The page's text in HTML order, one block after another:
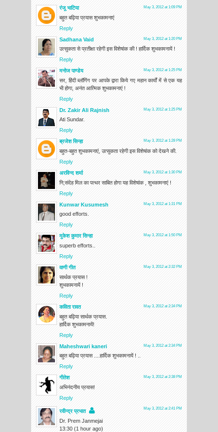
रंजू भाटिया
May 3, 2012 at 1:09 PM
बहुत बढ़िया प्रयास शुभकामनाएं
Reply
Sadhana Vaid
May 3, 2012 at 1:20 PM
उत्सुकता से प्रतीक्षा रहेगी इस विशेषांक की ! हार्दिक शुभकामनायें !
Reply
मनोज पाण्डेय
May 3, 2012 at 1:25 PM
सर, हिंदी ब्लॉगिंग पर आपके द्वारा किये गए महान कार्यों में से एक यह
भी होगा, अनंत आत्मिक शुभकामनाएं !
Reply
Dr. Zakir Ali Rajnish
May 3, 2012 at 1:25 PM
Ati Sundar.
Reply
ब्रजेश सिन्हा
May 3, 2012 at 1:28 PM
बहुत-बहुत शुभकामनाएं, उत्सुकता रहेगी इस विशेषांक को देखने की.
Reply
अरविन्द शर्मा
May 3, 2012 at 1:30 PM
नि;संदेह मिल का पत्थर साबित होगा यह विशेषांक , शुभकामनाएं !
Reply
Kunwar Kusumesh
May 3, 2012 at 1:31 PM
good efforts.
Reply
मुकेश कुमार सिन्हा
May 3, 2012 at 1:50 PM
superb efforts..
Reply
वाणी गीत
May 3, 2012 at 2:32 PM
सार्थक प्रयास !
शुभकामनायें !
Reply
कविता रावत
May 3, 2012 at 2:34 PM
बहुत बढ़िया सार्थक प्रयास.
हार्दिक शुभकामनायें!
Reply
Maheshwari kaneri
May 3, 2012 at 2:34 PM
बहुत बढ़िया प्रयास ....हार्दिक शुभकामनायें ! ..
Reply
गीतेश
May 3, 2012 at 2:38 PM
अभिनंदनीय प्रयास!
Reply
रवीन्द्र प्रभात May 3, 2012 at 2:41 PM
Dr. Prem Janmejai
13:30 (1 hour ago)